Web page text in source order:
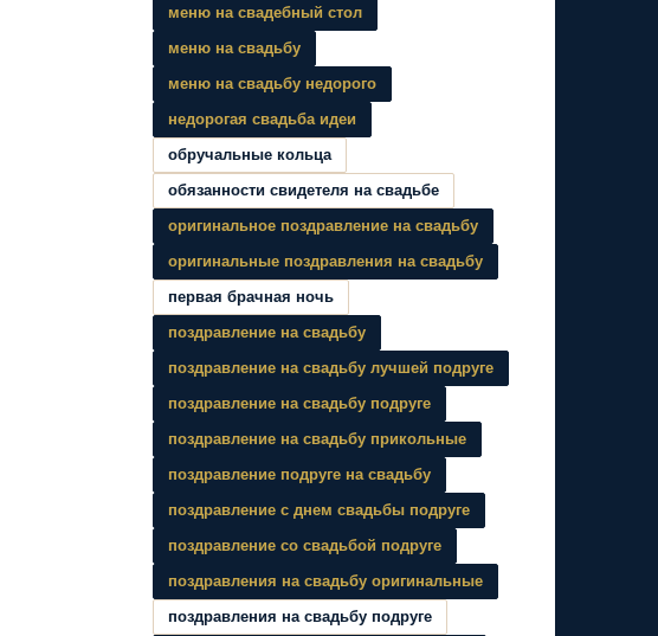
меню на свадебный стол
меню на свадьбу
меню на свадьбу недорого
недорогая свадьба идеи
обручальные кольца
обязанности свидетеля на свадьбе
оригинальное поздравление на свадьбу
оригинальные поздравления на свадьбу
первая брачная ночь
поздравление на свадьбу
поздравление на свадьбу лучшей подруге
поздравление на свадьбу подруге
поздравление на свадьбу прикольные
поздравление подруге на свадьбу
поздравление с днем свадьбы подруге
поздравление со свадьбой подруге
поздравления на свадьбу оригинальные
поздравления на свадьбу подруге